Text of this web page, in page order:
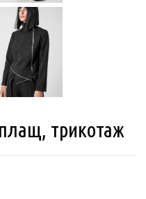
трикотаж